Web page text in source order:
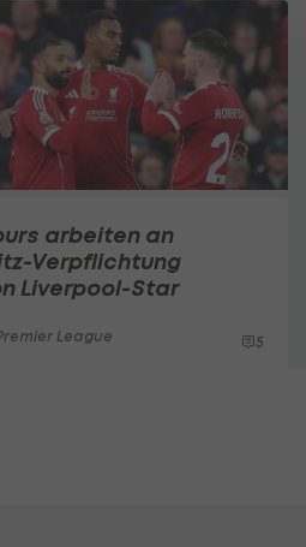
arbeiten an
Verpflichtung
Liverpool-Star
League 5